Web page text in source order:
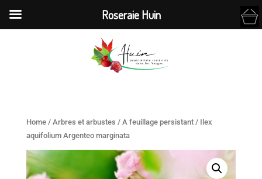
Home/ Arbres et arbustes / A feuillage persistant/ Ilex
aquifolium Argenteo marginata
Roseraie Huin